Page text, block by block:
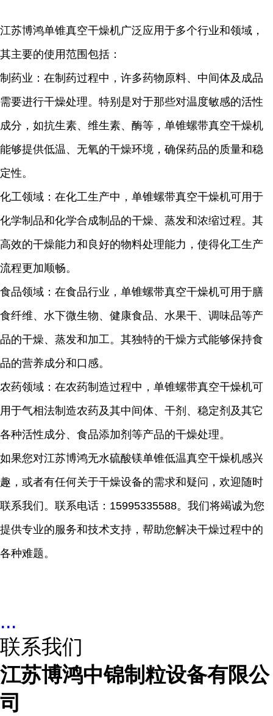
江苏博鸿单锥真空干燥机广泛应用于多个行业和领域，
其主要的使用范围包括：
制药业：在制药过程中，许多药物原料、中间体及成品
需要进行干燥处理。特别是对于那些对温度敏感的活性
成分，如抗生素、维生素、酶等，单锥螺带真空干燥机
能够提供低温、无氧的干燥环境，确保药品的质量和稳
定性。
化工领域：在化工生产中，单锥螺带真空干燥机可用于
化学制品和化学合成制品的干燥、蒸发和浓缩过程。其
高效的干燥能力和良好的物料处理能力，使得化工生产
流程更加顺畅。
食品领域：在食品行业，单锥螺带真空干燥机可用于膳
食纤维、水下微生物、健康食品、水果干、调味品等产
品的干燥、蒸发和加工。其独特的干燥方式能够保持食
品的营养成分和口感。
农药领域：在农药制造过程中，单锥螺带真空干燥机可
用于气相法制造农药及其中间体、干剂、稳定剂及其它
各种活性成分、食品添加剂等产品的干燥处理。
如果您对江苏博鸿无水硫酸镁单锥低温真空干燥机感兴
趣，或者有任何关于干燥设备的需求和疑问，欢迎随时
联系我们。联系电话： 15995335588。我们将竭诚为您
提供专业的服务和技术支持，帮助您解决干燥过程中的
各种难题。
...
联系我们
江苏博鸿中锦制粒设备有限公
司